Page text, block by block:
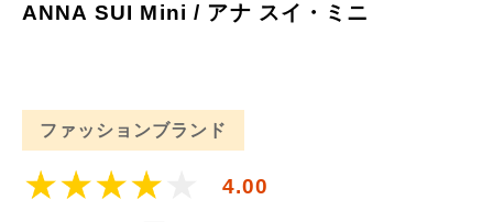
ANNA SUI Mini / アナ スイ・ミニ
ファッションブランド
4.00